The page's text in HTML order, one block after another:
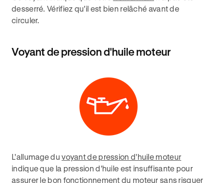
desserré. Vérifiez qu'il est bien relâché avant de
circuler.
Voyant de pression d'huile moteur
L'allumage duvoyant de pression d'huile moteur
indique que la pression d'huile est insuffisante pour
assurer le bon fonctionnement du moteur sans risquer